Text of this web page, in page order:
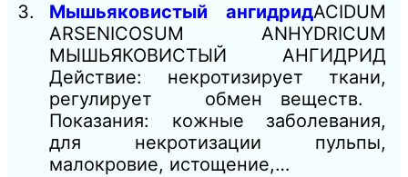
Мышьяковистый ангидридACIDUM
ARSENICOSUM ANHYDRICUM
МЫШЬЯКОВИСТЫЙ АНГИДРИД
Действие: некротизирует ткани,
регулирует обмен веществ.
Показания: кожные заболевания,
для некротизации пульпы,
малокровие, истощение,…